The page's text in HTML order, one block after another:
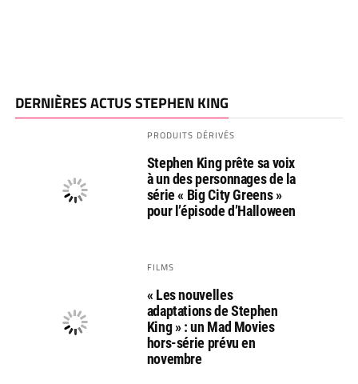
DERNIÈRES ACTUS STEPHEN KING
PRODUITS DÉRIVÉS
Stephen King prête sa voix
à un des personnages de la
série « Big City Greens »
pour l’épisode d’Halloween
FILMS
« Les nouvelles
adaptations de Stephen
King » : un Mad Movies
hors-série prévu en
novembre